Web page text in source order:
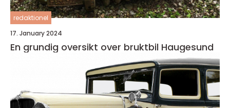
redaktionel
17. January 2024
En grundig oversikt over bruktbil Haugesund